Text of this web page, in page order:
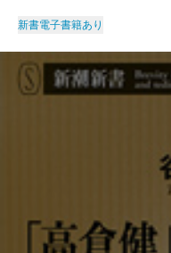
新書電子書籍あり